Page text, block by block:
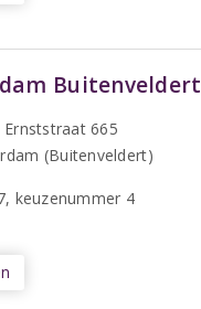
Buitenveldert
665
(Buitenveldert)
, keuzenummer 4